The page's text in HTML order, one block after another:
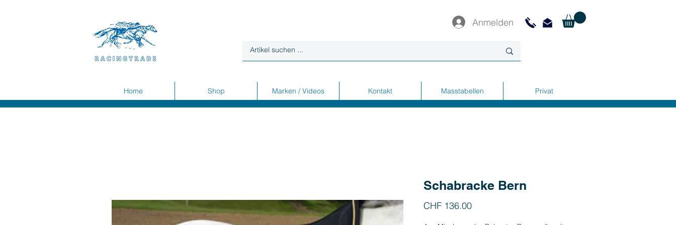
Anmelden
Home Shop Marken / Videos Kontakt Masstabellen Privat
Schabracke Bern
CHF 136.00Preis